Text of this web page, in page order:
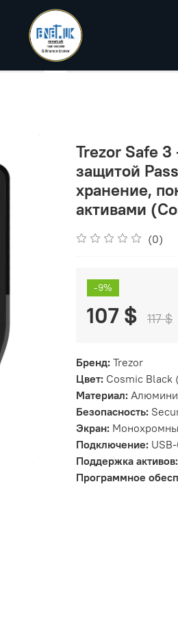
Trezor Safe
защитой
хранение,
активами
(0)
-9%
107 $ 117 $
Бренд: Trezor
Цвет: Cosmic Black
Материал:
Безопасность:
Экран:
Подключение:
Поддержка активов:
Программное